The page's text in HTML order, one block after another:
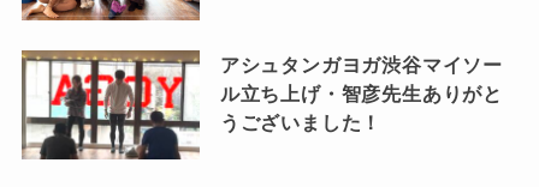
アシュタンガヨガ渋谷マイソー
ル立ち上げ・智彦先生ありがと
うございました！